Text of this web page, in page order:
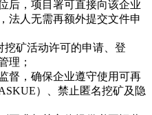
后，项目署可直接向该企业
法人无需再额外提交文件申
挖矿活动许可的申请、登
理；
督，确保企业遵守使用可再
）、禁止匿名挖矿及隐